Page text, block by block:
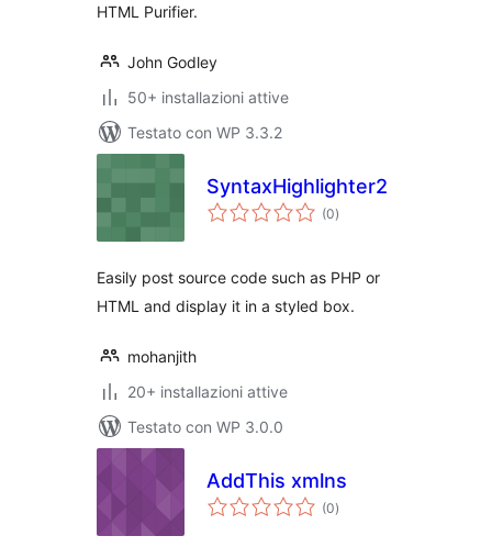
HTML Purifier.
John Godley
50+ installazioni attive
Testato con WP 3.3.2
SyntaxHighlighter2
(0valutazioni
totali
)
Easily post source code such as PHP or
HTML and display it in a styled box.
mohanjith
20+ installazioni attive
Testato con WP 3.0.0
AddThis xmlns
(0valutazioni
totali
)